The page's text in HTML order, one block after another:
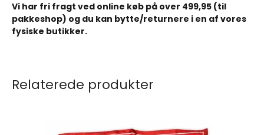
Vi har fri fragt ved online køb på over 499,95 (til
pakkeshop) og du kan bytte/returnere i en af vores
fysiske butikker.
Relaterede produkter